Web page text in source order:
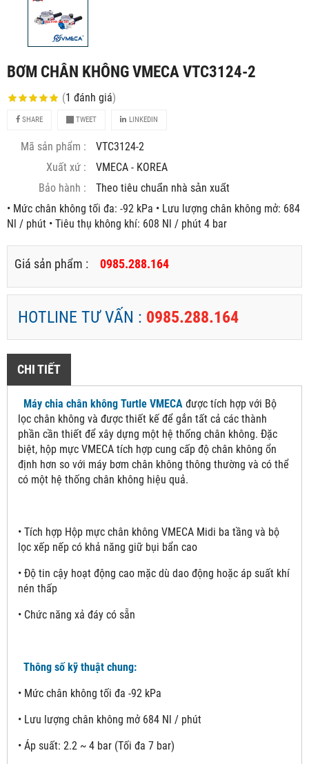
BƠM CHÂN KHÔNG VMECA VTC3124-2
(1 đánh giá)
SHARE TWEET LINKEDIN
Mã sản phẩm :
VTC3124-2
Xuất xứ :
VMECA - KOREA
Bảo hành :
Theo tiêu chuẩn nhà sản xuất
• Mức chân không tối đa: -92 kPa • Lưu lượng chân không mở: 684
Nl / phút • Tiêu thụ không khí: 608 Nl / phút 4 bar
Giá sản phẩm : 0985.288.164
HOTLINE TƯ VẤN : 0985.288.164
CHI TIẾT
Máy chia chân không Turtle VMECA được tích hợp với Bộ
lọc chân không và được thiết kế để gắn tất cả các thành
phần cần thiết để xây dựng một hệ thống chân không. Đặc
biệt, hộp mực VMECA tích hợp cung cấp độ chân không ổn
định hơn so với máy bơm chân không thông thường và có thể
có một hệ thống chân không hiệu quả.
• Tích hợp Hộp mực chân không VMECA Midi ba tầng và bộ
lọc xếp nếp có khả năng giữ bụi bẩn cao
• Độ tin cậy hoạt động cao mặc dù dao động hoặc áp suất khí
nén thấp
• Chức năng xả đáy có sẵn
Thông số kỹ thuật chung:
• Mức chân không tối đa -92 kPa
• Lưu lượng chân không mở 684 Nl / phút
• Áp suất: 2.2 ~ 4 bar (Tối đa 7 bar)